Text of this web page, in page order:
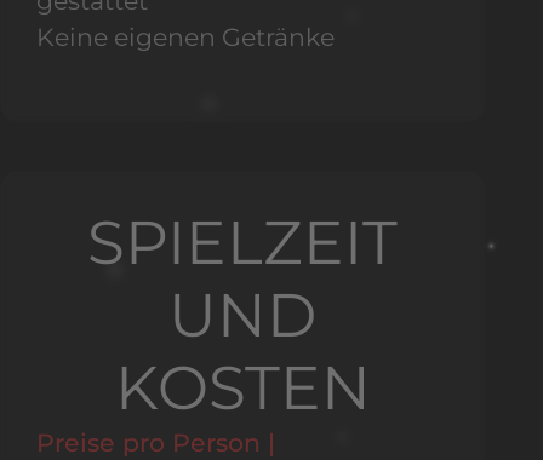
Keine eigenen Getränke
SPIELZEIT
UND
KOSTEN
Preise pro Person |